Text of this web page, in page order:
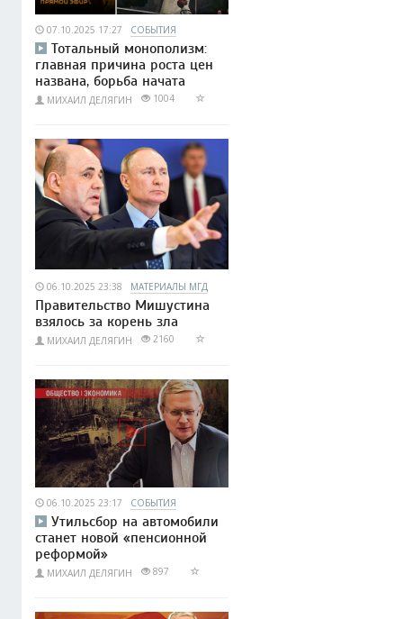
07.10.2025 17:27 СОБЫТИЯ
Тотальный монополизм:
главная причина роста цен
названа, борьба начата
МИХАИЛ ДЕЛЯГИН 1004
06.10.2025 23:38 МАТЕРИАЛЫ МГД
Правительство Мишустина
взялось за корень зла
МИХАИЛ ДЕЛЯГИН 2160
06.10.2025 23:17 СОБЫТИЯ
Утильсбор на автомобили
станет новой «пенсионной
реформой»
МИХАИЛ ДЕЛЯГИН 897